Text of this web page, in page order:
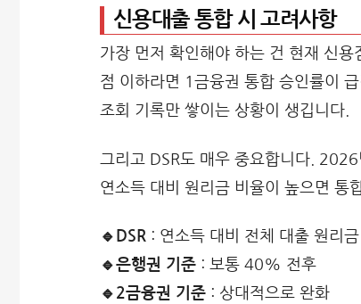
신용대출 통합 시 고려사항
가장 먼저 확인해야 하는 건 현재 신
점 이하라면 1금융권 통합 승인률이
조회 기록만 쌓이는 상황이 생깁니다.
그리고 DSR도 매우 중요합니다.
연소득 대비 원리금 비율이 높으면 통
🔹DSR : 연소득 대비 전체 대출 원리
🔹은행권 기준 : 보통 40% 전후
🔹2금융권 기준 : 상대적으로 완화